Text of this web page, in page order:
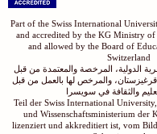
Part of the Swiss International
and accredited by the KG Ministry of
and allowed by the Board of
Switzerland
الدولية، المرخصة والمعتمدة من قبل
قرغيزستان، والمرخص لها بالعمل من قبل
والثقافة في سويسرا
Teil der Swiss International
und Wissenschaftsministerium der
lizenziert und akkreditiert ist, vom